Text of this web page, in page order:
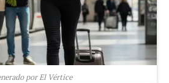
por El Vértice